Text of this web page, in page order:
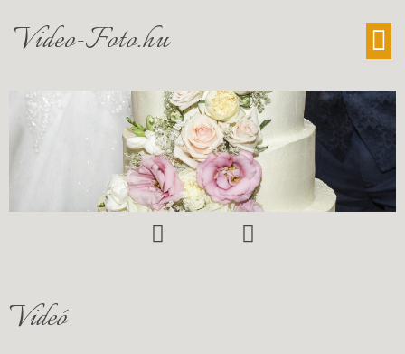
Video-Foto.hu
Videó